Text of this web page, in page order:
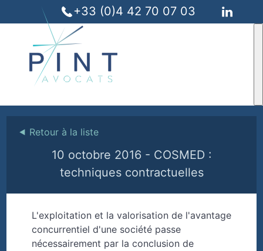
+33 (0)4 42 70 07 03
⯇ Retour à la liste
10 octobre 2016 - COSMED :
techniques contractuelles
L'exploitation et la valorisation de l'avantage
concurrentiel d'une société passe
nécessairement par la conclusion de